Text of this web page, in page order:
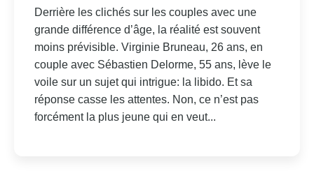
Derrière les clichés sur les couples avec une
grande différence d’âge, la réalité est souvent
moins prévisible. Virginie Bruneau, 26 ans, en
couple avec Sébastien Delorme, 55 ans, lève le
voile sur un sujet qui intrigue: la libido. Et sa
réponse casse les attentes. Non, ce n’est pas
forcément la plus jeune qui en veut...